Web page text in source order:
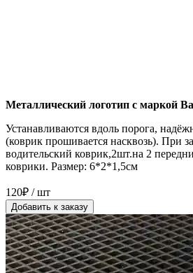
Металлический логотип с маркой
Устанавливаются вдоль порога,
(коврик прошивается насквозь). При
водительский коврик,2шт.на 2
коврики. Размер: 6*2*1,5см
120₽ / шт
Добавить к заказу